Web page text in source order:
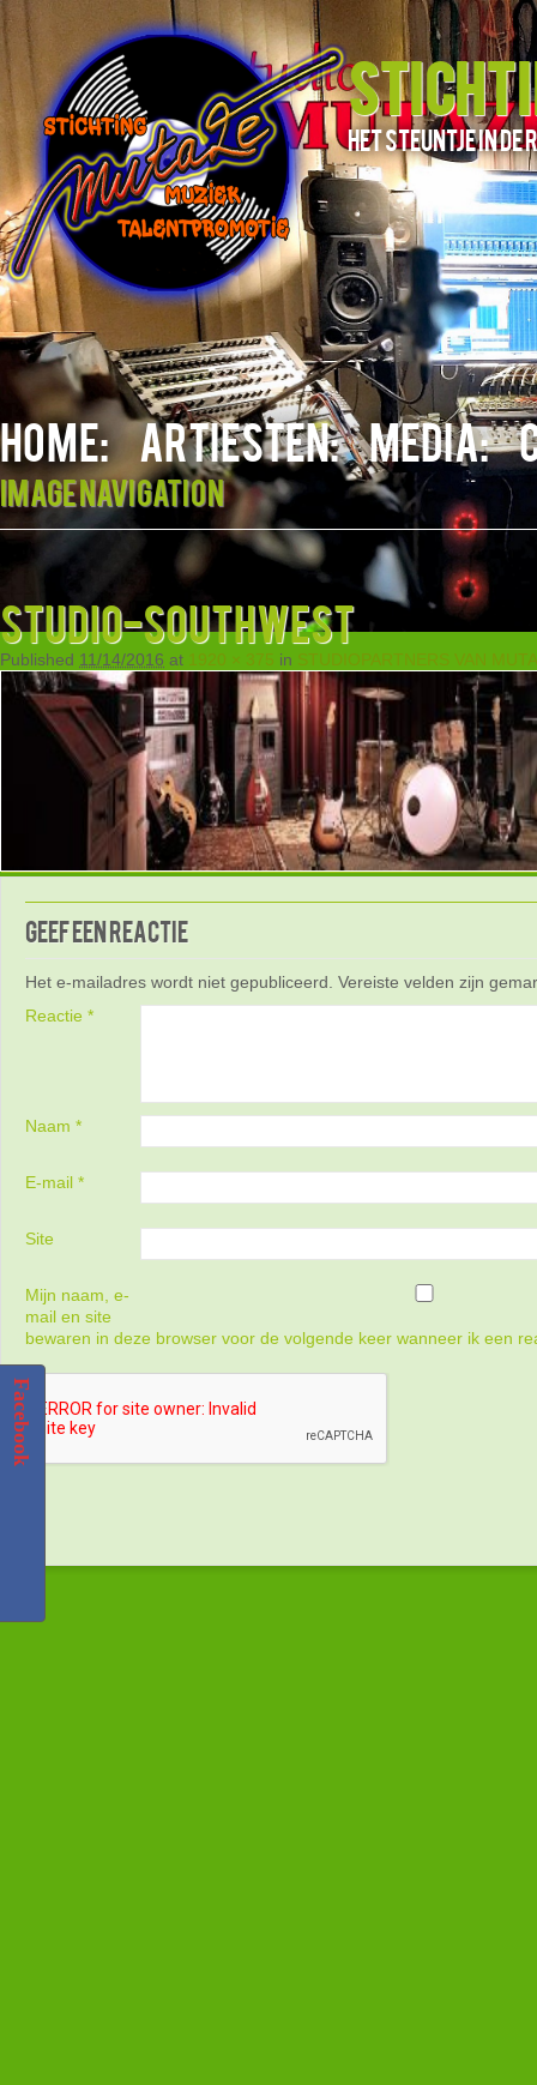
het steuntje in
HOME: ARTIESTEN: MEDIA:
Image navigation
studio-southwest
Published 11/14/2016 at 1920 × 375 in STUDIOPARTNERS VAN
Geef een reactie
Het e-mailadres wordt niet gepubliceerd. Vereiste velden zijn
Reactie *
Naam *
E-mail *
Site
Mijn naam, e-
mail en site
bewaren in deze browser voor de volgende keer wanneer ik een
Facebook